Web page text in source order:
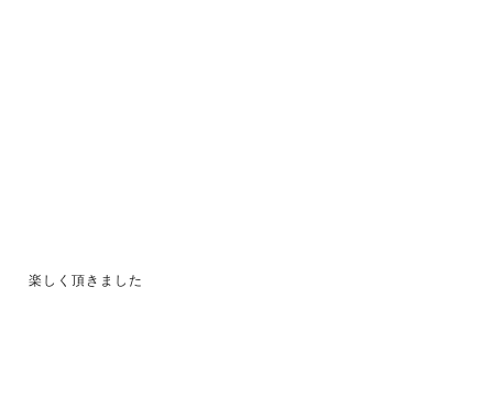
楽しく頂きました